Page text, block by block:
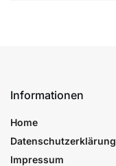
Informationen
Home
Datenschutzerklärung
Impressum